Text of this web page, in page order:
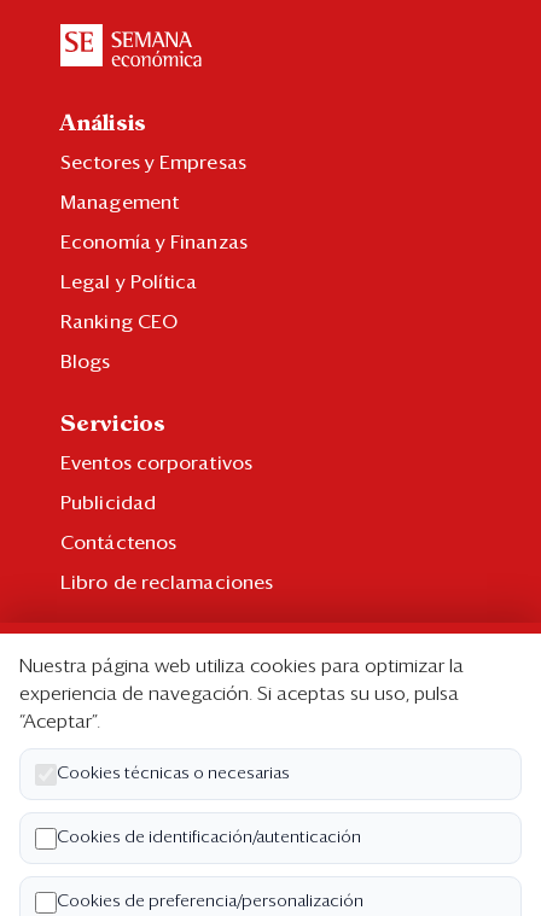
Análisis
Sectores y Empresas
Management
Economía y Finanzas
Legal y Política
Ranking CEO
Blogs
Servicios
Eventos corporativos
Publicidad
Contáctenos
Libro de reclamaciones
Suscripción individual
Paquetes corporativos
Edición Impresa
Nosotros
Quiénes somos
Código de ética
Nuestra página web utiliza cookies para optimizar la
experiencia de navegación. Si aceptas su uso, pulsa
“Aceptar”.
Cookies técnicas o necesarias
Cookies de identificación/autenticación
Cookies de preferencia/personalización